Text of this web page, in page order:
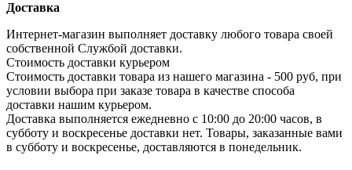
Доставка
Интернет-магазин выполняет доставку любого товара своей
собственной Службой доставки.
Стоимость доставки курьером
Стоимость доставки товара из нашего магазина - 500 руб, при
условии выбора при заказе товара в качестве способа
доставки нашим курьером.
Доставка выполняется ежедневно с 10:00 до 20:00 часов, в
субботу и воскресенье доставки нет. Товары, заказанные вами
в субботу и воскресенье, доставляются в понедельник.